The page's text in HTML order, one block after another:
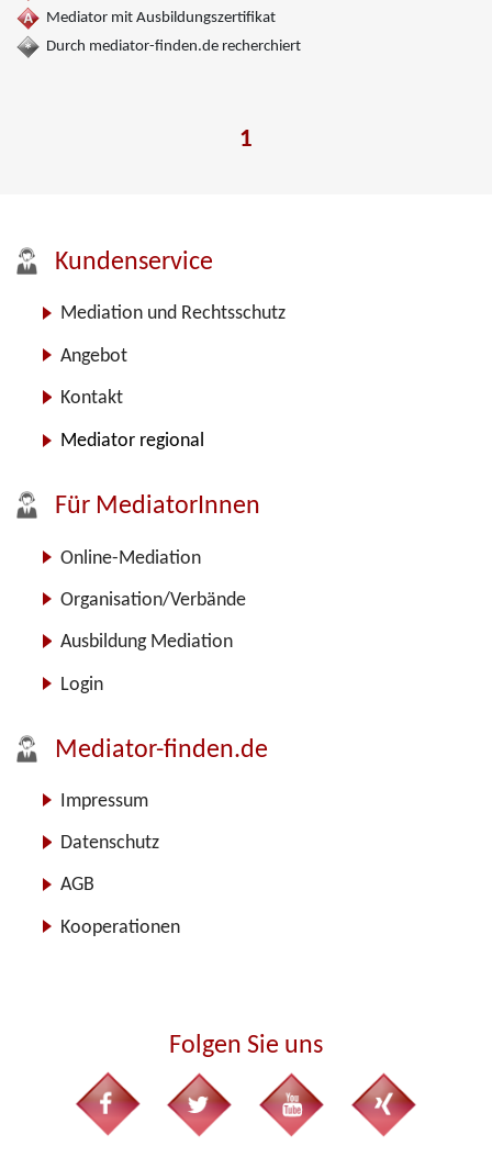
Mediator mit Ausbildungszertifikat
Durch mediator-finden.de recherchiert
1
Kundenservice
Mediation und Rechtsschutz
Angebot
Kontakt
Mediator regional
Für MediatorInnen
Online-Mediation
Organisation/Verbände
Ausbildung Mediation
Login
Mediator-finden.de
Impressum
Datenschutz
AGB
Kooperationen
Folgen Sie uns